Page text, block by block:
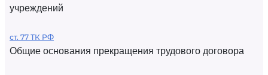
учреждений
ст. 77 ТК РФ
Общие основания прекращения трудового договора